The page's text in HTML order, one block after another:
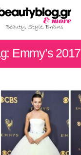
Emmy’s 2017